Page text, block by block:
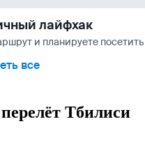
лайфхак
и планируете
все
Тбилиси